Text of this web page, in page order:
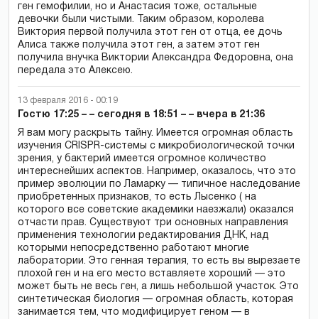
ген гемофилии, но и Анастасия тоже, остальные
девочки были чистыми. Таким образом, королева
Виктория первой получила этот ген от отца, ее дочь
Алиса также получила этот ген, а затем этот ген
получила внучка Виктории Александра Федоровна, она
передала это Алексею.
13 февраля 2016 - 00:19
Гостю 17:25 – – сегодня в 18:51 – – вчера в 21:36
Я вам могу раскрыть тайну. Имеется огромная область
изучения CRISPR-системы с микробиологической точки
зрения, у бактерий имеется огромное количество
интереснейших аспектов. Например, оказалось, что это
пример эволюции по Ламарку — типичное наследование
приобретенных признаков, то есть Лысенко ( на
которого все советские академики наезжали) оказался
отчасти прав. Существуют три основных направления
применения технологии редактирования ДНК, над
которыми непосредственно работают многие
лаборатории. Это генная терапия, то есть вы вырезаете
плохой ген и на его место вставляете хороший — это
может быть не весь ген, а лишь небольшой участок. Это
синтетическая биология — огромная область, которая
занимается тем, что модифицирует геном — в